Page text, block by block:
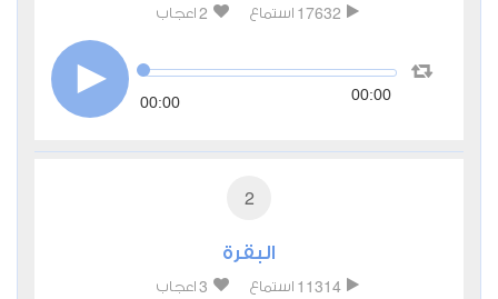
17632 استماع 2 اعجاب
00:00 00:00
2
البقرة
11314 استماع 3 اعجاب